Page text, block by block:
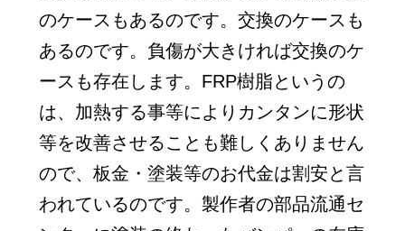
のケースもあるのです。交換のケースも
あるのです。負傷が大きければ交換のケ
ースも存在します。FRP樹脂というの
は、加熱する事等によりカンタンに形状
等を改善させることも難しくありません
ので、板金・塗装等のお代金は割安と言
われているのです。製作者の部品流通セ